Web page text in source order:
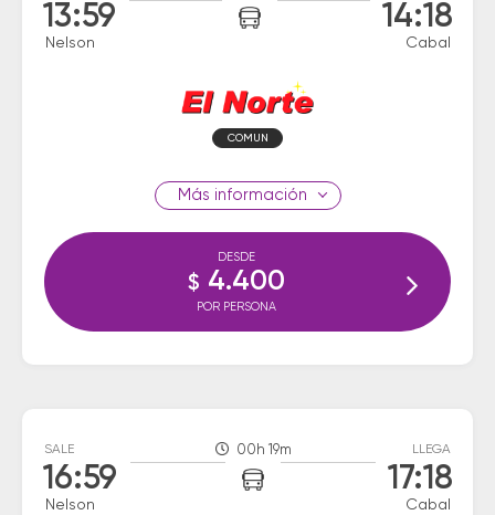
13:59
Nelson
14:18
Cabal
COMUN
información
DESDE
$ 4.400
POR PERSONA
SALE
16:59
Nelson
00h 19m LLEGA
17:18
Cabal